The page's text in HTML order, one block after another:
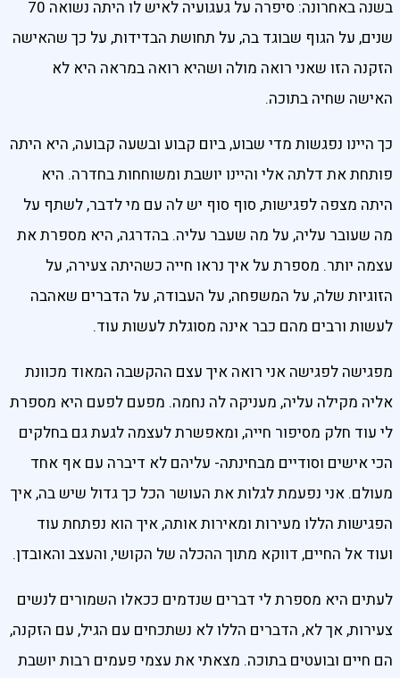
בשנה באחרונה: סיפרה על געגועיה לאיש לו היתה נשואה 70
שנים, על הגוף שבוגד בה, על תחושת הבדידות, על כך שהאישה
הזקנה הזו שאני רואה מולה ושהיא רואה במראה היא לא
האישה שחיה בתוכה.
כך היינו נפגשות מדי שבוע, ביום קבוע ובשעה קבועה, היא היתה
פותחת את דלתה אלי והיינו יושבת ומשוחחות בחדרה. היא
היתה מצפה לפגישות, סוף סוף יש לה עם מי לדבר, לשתף על
מה שעובר עליה, על מה שעבר עליה. בהדרגה, היא מספרת את
עצמה יותר. מספרת על איך נראו חייה כשהיתה צעירה, על
הזוגיות שלה, על המשפחה, על העבודה, על הדברים שאהבה
לעשות ורבים מהם כבר אינה מסוגלת לעשות עוד.
מפגישה לפגישה אני רואה איך עצם ההקשבה המאוד מכוונת
אליה מקילה עליה, מעניקה לה נחמה. מפעם לפעם היא מספרת
לי עוד חלק מסיפור חייה, ומאפשרת לעצמה לגעת גם בחלקים
הכי אישים וסודיים מבחינתה- עליהם לא דיברה עם אף אחד
מעולם. אני נפעמת לגלות את העושר הכל כך גדול שיש בה, איך
הפגישות הללו מעירות ומאירות אותה, איך הוא נפתחת עוד
ועוד אל החיים, דווקא מתוך ההכלה של הקושי, והעצב והאובדן.
לעתים היא מספרת לי דברים שנדמים ככאלו השמורים לנשים
צעירות, אך לא, הדברים הללו לא נשתכחים עם הגיל, עם הזקנה,
הם חיים ובועטים בתוכה. מצאתי את עצמי פעמים רבות יושבת